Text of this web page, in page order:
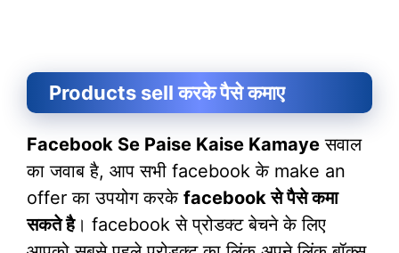
Products sell करके पैसे कमाए
Facebook Se Paise Kaise Kamaye सवाल
का जवाब है, आप सभी facebook के make an
offer का उपयोग करके facebook से पैसे कमा
सकते है। facebook से प्रोडक्ट बेचने के लिए